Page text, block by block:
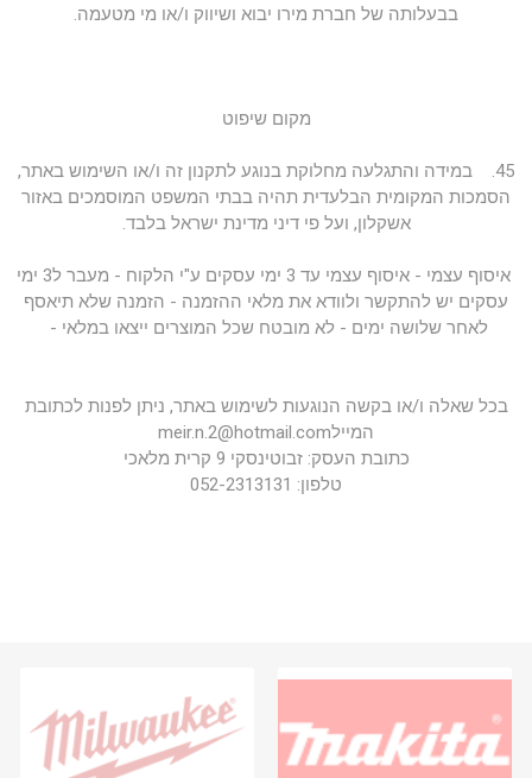
בבעלותה של חברת מירו יבוא ושיווק ו/או מי מטעמה.
מקום שיפוט
45. במידה והתגלעה מחלוקת בנוגע לתקנון זה ו/או השימוש באתר,
הסמכות המקומית הבלעדית תהיה בבתי המשפט המוסמכים באזור
אשקלון, ועל פי דיני מדינת ישראל בלבד.
איסוף עצמי - איסוף עצמי עד 3 ימי עסקים ע"י הלקוח - מעבר ל3 ימי
עסקים יש להתקשר ולוודא את מלאי ההזמנה - הזמנה שלא תיאסף
לאחר שלושה ימים - לא מובטח שכל המוצרים ייצאו במלאי -
בכל שאלה ו/או בקשה הנוגעות לשימוש באתר, ניתן לפנות לכתובת
המיילmeir.n.2@hotmail.com
כתובת העסק: זבוטינסקי 9 קרית מלאכי
טלפון: 052-2313131